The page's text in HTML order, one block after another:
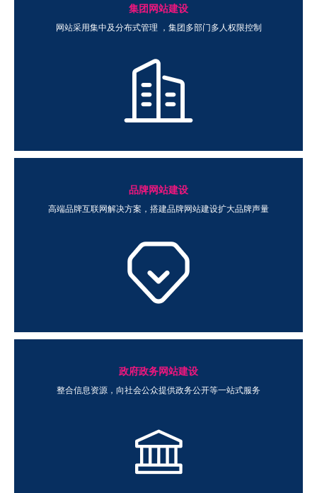
集团网站建设
网站采用集中及分布式管理 ，集团多部门多人权限控制
品牌网站建设
高端品牌互联网解决方案，搭建品牌网站建设扩大品牌声量
政府政务网站建设
整合信息资源，向社会公众提供政务公开等一站式服务